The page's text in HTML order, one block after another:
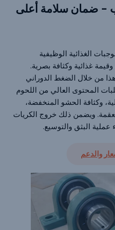
- ضمان سلامة أعلى
الغذائية الوظيفية
وقيمة غذائية وكثافة بصرية.
من خلال الضغط الدوراني
المحتوى العالي من اللحوم
وكثافة الحشو المنخفضة،
ويضمن ذلك خروج الكريات
عملية البثق والتوسيع.
والدعم